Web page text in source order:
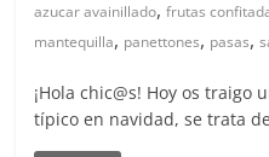
azucar avainillado,frutas
mantequilla, panettones, pasas,
¡Hola chic@s! Hoy os
típico en navidad, se trata